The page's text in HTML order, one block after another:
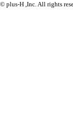
© plus-H ,Inc. All rights